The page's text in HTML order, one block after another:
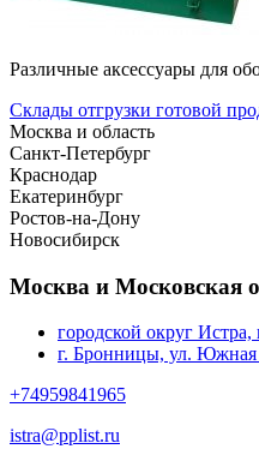
Различные аксессуары для
Склады отгрузки готовой
Москва и область
Санкт-Петербург
Краснодар
Екатеринбург
Ростов-на-Дону
Новосибирск
Москва и Московская
городской округ
г. Бронницы, ул. Южная
+74959841965
istra@pplist.ru